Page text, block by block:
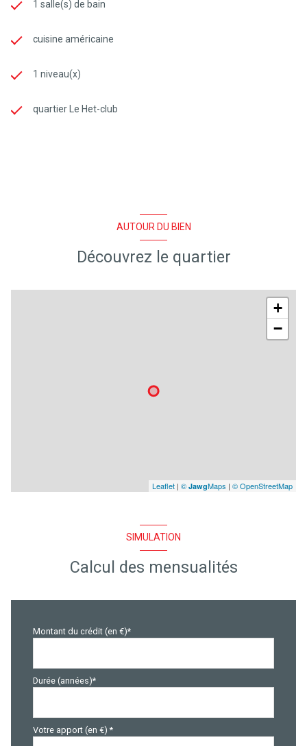
1 salle(s) de bain
cuisine américaine
1 niveau(x)
quartier Le Het-club
AUTOUR DU BIEN
Découvrez le quartier
+
−
Leaflet | © JawgMaps | © OpenStreetMap
SIMULATION
Calcul des mensualités
Montant du crédit (en €)*
Durée (années)*
Votre apport (en €) *